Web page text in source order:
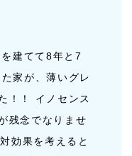
建てて8年と7
家が、薄いグレ
！！ イノセンス
残念でなりませ
効果を考えると